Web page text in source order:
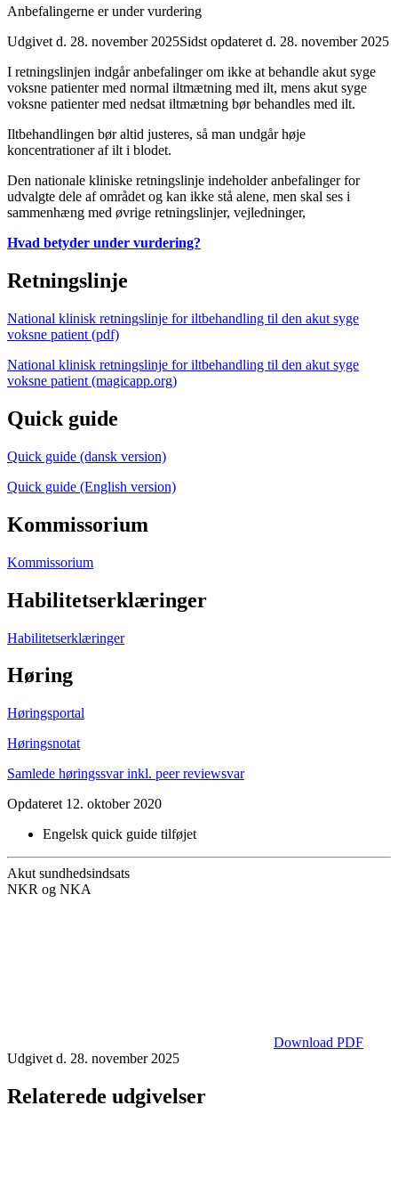
Anbefalingerne er under vurdering
Udgivet d. 28. november 2025Sidst opdateret d. 28. november 2025
I retningslinjen indgår anbefalinger om ikke at behandle akut syge
voksne patienter med normal iltmætning med ilt, mens akut syge
voksne patienter med nedsat iltmætning bør behandles med ilt.
Iltbehandlingen bør altid justeres, så man undgår høje
koncentrationer af ilt i blodet.
Den nationale kliniske retningslinje indeholder anbefalinger for
udvalgte dele af området og kan ikke stå alene, men skal ses i
sammenhæng med øvrige retningslinjer, vejledninger,
Hvad betyder under vurdering?
Retningslinje
National klinisk retningslinje for iltbehandling til den akut syge
voksne patient (pdf)
National klinisk retningslinje for iltbehandling til den akut syge
voksne patient (magicapp.org)
Quick guide
Quick guide (dansk version)
Quick guide (English version)
Kommissorium
Kommissorium
Habilitetserklæringer
Habilitetserklæringer
Høring
Høringsportal
Høringsnotat
Samlede høringssvar inkl. peer reviewsvar
Opdateret 12. oktober 2020
Engelsk quick guide tilføjet
Akut sundhedsindsats
NKR og NKA
Download PDF
Udgivet d. 28. november 2025
Relaterede udgivelser